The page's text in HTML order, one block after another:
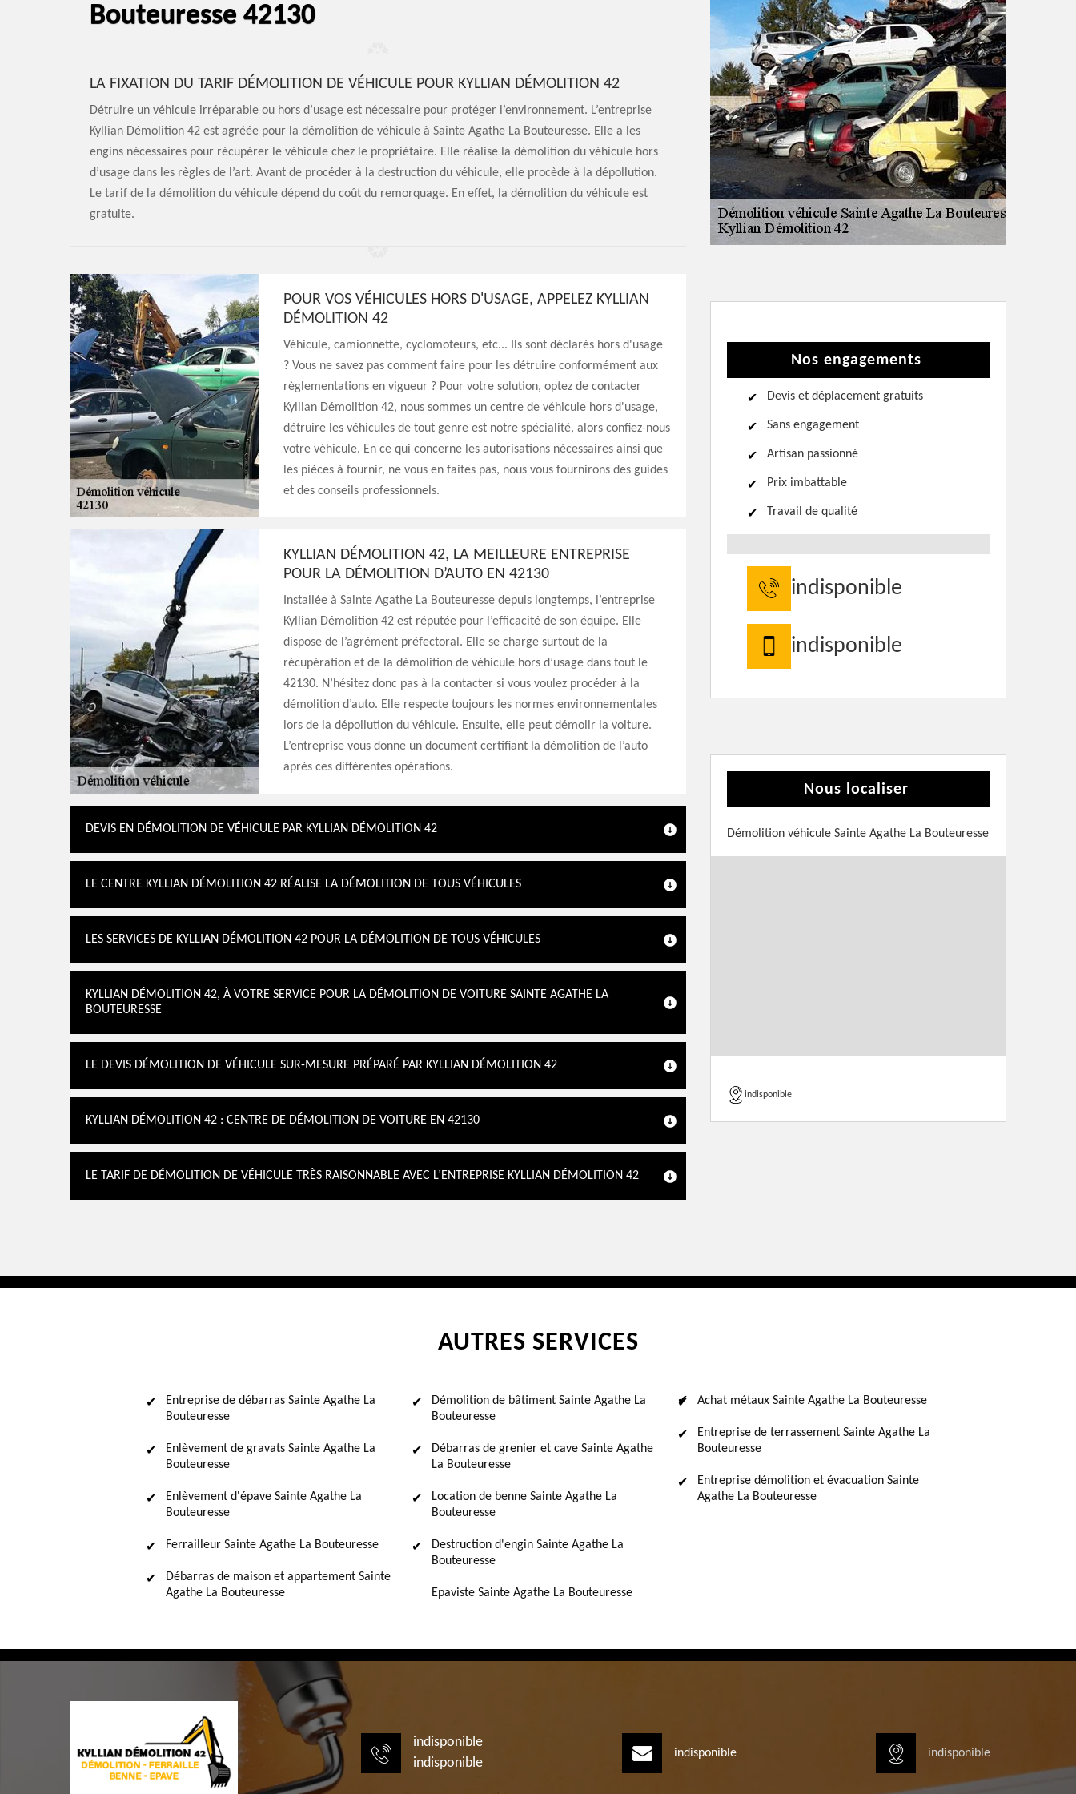
Bouteuresse 42130
LA FIXATION DU TARIF DÉMOLITION DE VÉHICULE POUR KYLLIAN DÉMOLITION 42
Détruire un véhicule irréparable ou hors d’usage est nécessaire pour protéger l’environnement. L’entreprise
Kyllian Démolition 42 est agréée pour la démolition de véhicule à Sainte Agathe La Bouteuresse. Elle a les
engins nécessaires pour récupérer le véhicule chez le propriétaire. Elle réalise la démolition du véhicule hors
d’usage dans les règles de l’art. Avant de procéder à la destruction du véhicule, elle procède à la dépollution.
Le tarif de la démolition du véhicule dépend du coût du remorquage. En effet, la démolition du véhicule est
gratuite.
POUR VOS VÉHICULES HORS D'USAGE, APPELEZ KYLLIAN
DÉMOLITION 42
Véhicule, camionnette, cyclomoteurs, etc... Ils sont déclarés hors d'usage
? Vous ne savez pas comment faire pour les détruire conformément aux
règlementations en vigueur ? Pour votre solution, optez de contacter
Kyllian Démolition 42, nous sommes un centre de véhicule hors d'usage,
détruire les véhicules de tout genre est notre spécialité, alors confiez-nous
votre véhicule. En ce qui concerne les autorisations nécessaires ainsi que
les pièces à fournir, ne vous en faites pas, nous vous fournirons des guides
et des conseils professionnels.
KYLLIAN DÉMOLITION 42, LA MEILLEURE ENTREPRISE
POUR LA DÉMOLITION D’AUTO EN 42130
Installée à Sainte Agathe La Bouteuresse depuis longtemps, l’entreprise
Kyllian Démolition 42 est réputée pour l’efficacité de son équipe. Elle
dispose de l’agrément préfectoral. Elle se charge surtout de la
récupération et de la démolition de véhicule hors d’usage dans tout le
42130. N’hésitez donc pas à la contacter si vous voulez procéder à la
démolition d’auto. Elle respecte toujours les normes environnementales
lors de la dépollution du véhicule. Ensuite, elle peut démolir la voiture.
L’entreprise vous donne un document certifiant la démolition de l’auto
après ces différentes opérations.
DEVIS EN DÉMOLITION DE VÉHICULE PAR KYLLIAN DÉMOLITION 42
LE CENTRE KYLLIAN DÉMOLITION 42 RÉALISE LA DÉMOLITION DE TOUS VÉHICULES
LES SERVICES DE KYLLIAN DÉMOLITION 42 POUR LA DÉMOLITION DE TOUS VÉHICULES
KYLLIAN DÉMOLITION 42, À VOTRE SERVICE POUR LA DÉMOLITION DE VOITURE SAINTE AGATHE LA
BOUTEURESSE
LE DEVIS DÉMOLITION DE VÉHICULE SUR-MESURE PRÉPARÉ PAR KYLLIAN DÉMOLITION 42
KYLLIAN DÉMOLITION 42 : CENTRE DE DÉMOLITION DE VOITURE EN 42130
LE TARIF DE DÉMOLITION DE VÉHICULE TRÈS RAISONNABLE AVEC L’ENTREPRISE KYLLIAN DÉMOLITION 42
Nos engagements
Devis et déplacement gratuits
Sans engagement
Artisan passionné
Prix imbattable
Travail de qualité
indisponible
indisponible
Nous localiser
Démolition véhicule Sainte Agathe La Bouteuresse
indisponible
AUTRES SERVICES
Entreprise de débarras Sainte Agathe La
Bouteuresse
Enlèvement de gravats Sainte Agathe La
Bouteuresse
Enlèvement d'épave Sainte Agathe La
Bouteuresse
Ferrailleur Sainte Agathe La Bouteuresse
Débarras de maison et appartement Sainte
Agathe La Bouteuresse
Démolition de bâtiment Sainte Agathe La
Bouteuresse
Débarras de grenier et cave Sainte Agathe
La Bouteuresse
Location de benne Sainte Agathe La
Bouteuresse
Destruction d'engin Sainte Agathe La
Bouteuresse
Epaviste Sainte Agathe La Bouteuresse
Achat métaux Sainte Agathe La Bouteuresse
Entreprise de terrassement Sainte Agathe La
Bouteuresse
Entreprise démolition et évacuation Sainte
Agathe La Bouteuresse
indisponible
indisponible
indisponible indisponible